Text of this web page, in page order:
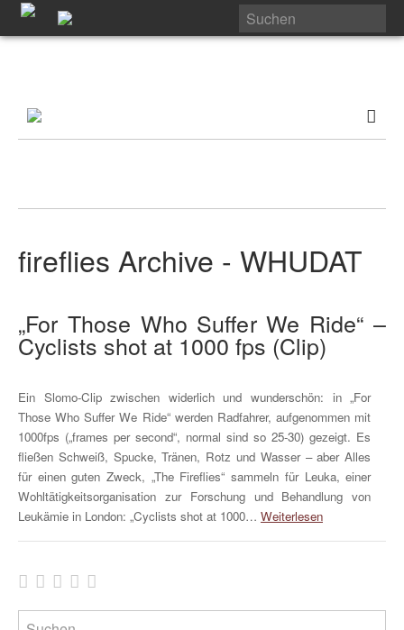
fireflies Archive - WHUDAT
„For Those Who Suffer We Ride“ –
Cyclists shot at 1000 fps (Clip)
Ein Slomo-Clip zwischen widerlich und wunderschön: in „For
Those Who Suffer We Ride“ werden Radfahrer, aufgenommen mit
1000fps („frames per second“, normal sind so 25-30) gezeigt. Es
fließen Schweiß, Spucke, Tränen, Rotz und Wasser – aber Alles
für einen guten Zweck, „The Fireflies“ sammeln für Leuka, einer
Wohltätigkeitsorganisation zur Forschung und Behandlung von
Leukämie in London: „Cyclists shot at 1000… Weiterlesen